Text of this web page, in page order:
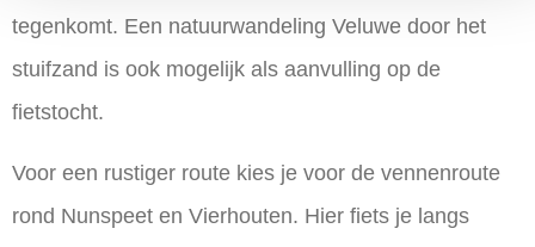
tegenkomt. Een natuurwandeling Veluwe door het
stuifzand is ook mogelijk als aanvulling op de
fietstocht.
Voor een rustiger route kies je voor de vennenroute
rond Nunspeet en Vierhouten. Hier fiets je langs